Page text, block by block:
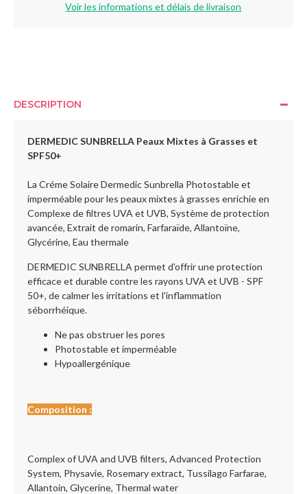
Voir les informations et délais de livraison
DESCRIPTION
DERMEDIC SUNBRELLA Peaux Mixtes à Grasses et
SPF50+
La Créme Solaire Dermedic Sunbrella Photostable et
imperméable pour les peaux mixtes à grasses enrichie en
Complexe de filtres UVA et UVB, Système de protection
avancée, Extrait de romarin, Farfaraïde, Allantoïne,
Glycérine, Eau thermale
DERMEDIC SUNBRELLA permet d'offrir une protection
efficace et durable contre les rayons UVA et UVB - SPF
50+, de calmer les irritations et l'inflammation
séborrhéique.
Ne pas obstruer les pores
Photostable et imperméable
Hypoallergénique
Composition :
Complex of UVA and UVB filters, Advanced Protection
System, Physavie, Rosemary extract, Tussilago Farfarae,
Allantoin, Glycerine, Thermal water